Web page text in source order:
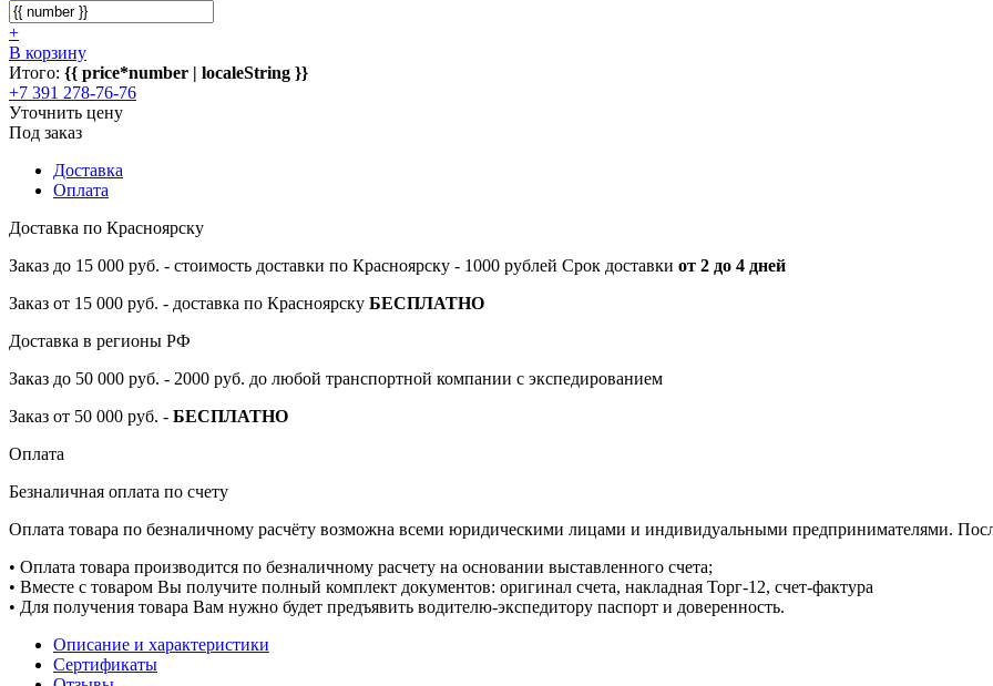
+
В корзину
Итого: {{ price*number | localeString }}
+7 391 278-76-76
Уточнить цену
Под заказ
Доставка
Оплата
Доставка по Красноярску
Заказ до 15 000 руб. - стоимость доставки по Красноярску - 1000 рублей Срок доставки от 2 до 4 дней
Заказ от 15 000 руб. - доставка по Красноярску БЕСПЛАТНО
Доставка в регионы РФ
Заказ до 50 000 руб. - 2000 руб. до любой транспортной компании с экспедированием
Заказ от 50 000 руб. - БЕСПЛАТНО
Оплата
Безналичная оплата по счету
Оплата товара по безналичному расчёту возможна всеми юридическими лицами и индивидуальными предпринимателями.
• Оплата товара производится по безналичному расчету на основании выставленного счета;
• Вместе с товаром Вы получите полный комплект документов: оригинал счета, накладная Торг-12, счет-фактура
• Для получения товара Вам нужно будет предъявить водителю-экспедитору паспорт и доверенность.
Описание и характеристики
Сертификаты